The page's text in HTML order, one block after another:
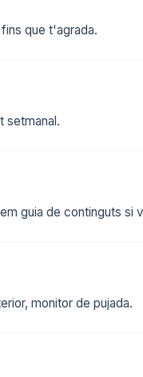
que t'agrada.
setmanal.
guia de continguts si
monitor de pujada.